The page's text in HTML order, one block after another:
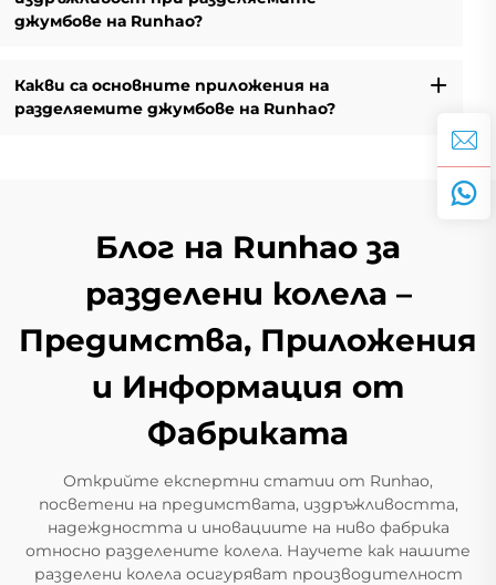
джумбове на Runhao?
Какви са основните приложения на
разделяемите джумбове на Runhao?
Блог на Runhao за
разделени колела –
Предимства, Приложения
и Информация от
Фабриката
Открийте експертни статии от Runhao,
посветени на предимствата, издръжливостта,
надеждността и иновациите на ниво фабрика
относно разделените колела. Научете как нашите
разделени колела осигуряват производителност